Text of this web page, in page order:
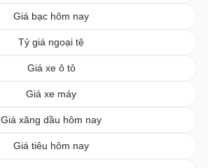
Giá bạc hôm nay
Tỷ giá ngoại tệ
Giá xe ô tô
Giá xe máy
Giá xăng dầu hôm nay
Giá tiêu hôm nay